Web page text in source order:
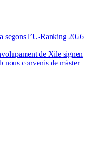
segons l’U-Ranking 2026
de Xile signen
nous convenis de màster